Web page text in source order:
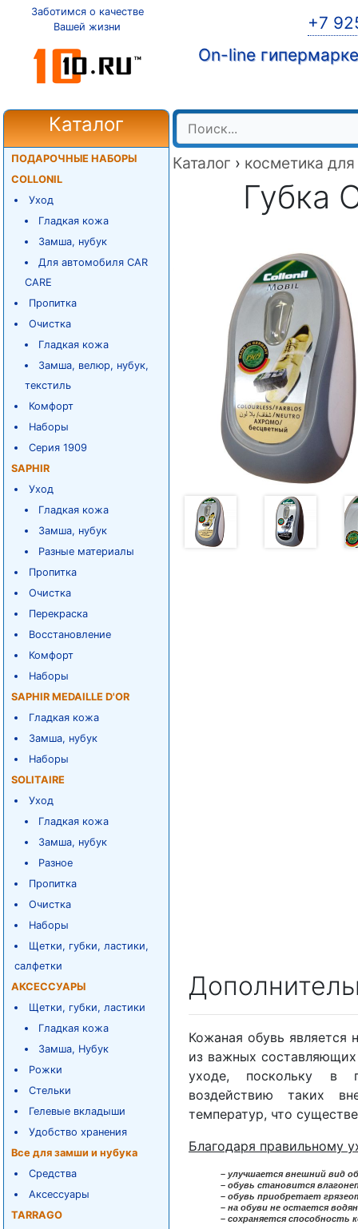
Заботимся о качестве
Вашей жизни
+7
On-line
Каталог
ПОДАРОЧНЫЕ НАБОРЫ
COLLONIL
Уход
Гладкая кожа
Замша, нубук
Для автомобиля CAR
CARE
Пропитка
Очистка
Гладкая кожа
Замша, велюр, нубук,
текстиль
Комфорт
Наборы
Серия 1909
SAPHIR
Уход
Гладкая кожа
Замша, нубук
Разные материалы
Пропитка
Очистка
Перекраска
Восстановление
Комфорт
Наборы
SAPHIR MEDAILLE D'OR
Гладкая кожа
Замша, нубук
Наборы
SOLITAIRE
Уход
Гладкая кожа
Замша, нубук
Разное
Пропитка
Очистка
Наборы
Щетки, губки, ластики,
салфетки
АКСЕССУАРЫ
Щетки, губки, ластики
Гладкая кожа
Замша, Нубук
Рожки
Стельки
Гелевые вкладыши
Удобство хранения
Все для замши и нубука
Средства
Аксессуары
TARRAGO
Каталог › косметика
Губка
Кожаная обувь является
из важных
уходе, поскольку в
воздействию таких
температур, что
Благодаря правильному
– улучшается внешний вид
– обувь становится
– обувь приобретает
– на обуви не остается
– сохраняется способность